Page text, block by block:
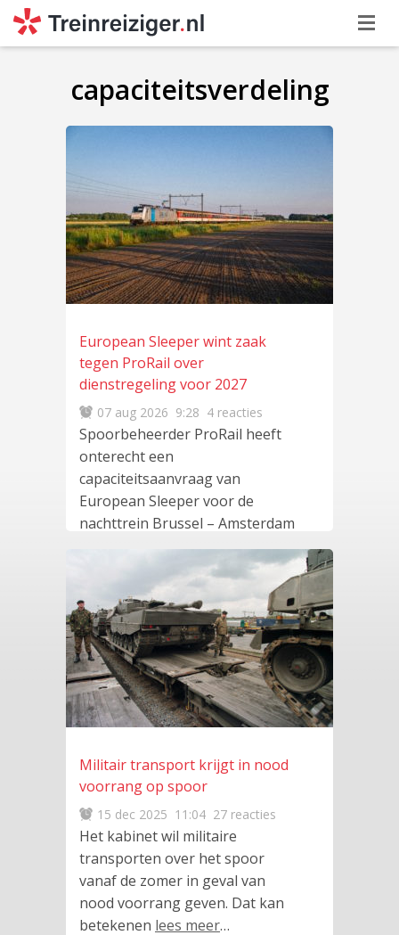
capaciteitsverdeling
European Sleeper wint zaak
tegen ProRail over
dienstregeling voor 2027
07 aug 2026 9:28 4 reacties
Spoorbeheerder ProRail heeft
onterecht een
capaciteitsaanvraag van
European Sleeper voor de
nachttrein Brussel – Amsterdam
– Praag als te laatlees meer…
Militair transport krijgt in nood
voorrang op spoor
15 dec 2025 11:04 27 reacties
Het kabinet wil militaire
transporten over het spoor
vanaf de zomer in geval van
nood voorrang geven. Dat kan
betekenen lees meer…